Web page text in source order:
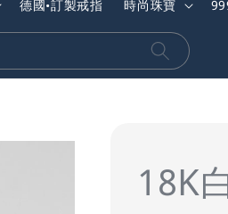
德國•訂製戒指 時尚珠寶
18K